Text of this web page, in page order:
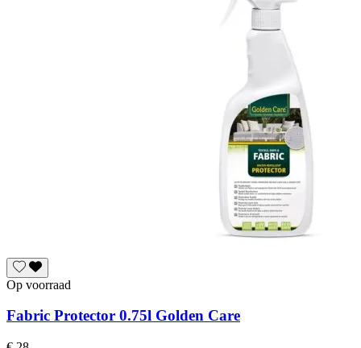
Op voorraad
Fabric Protector 0.75l Golden Care